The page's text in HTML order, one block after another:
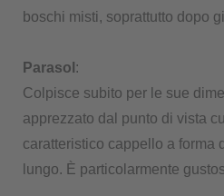
boschi misti, soprattutto dopo
Parasol :
Colpisce subito per le sue
apprezzato dal punto di vista
caratteristico cappello a forma
lungo. È particolarmente